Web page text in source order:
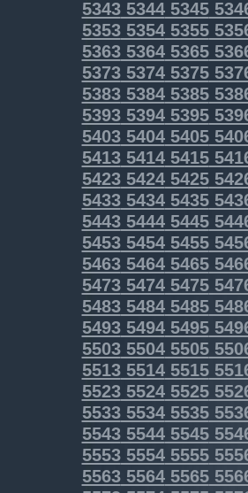
534353445345
535353545355
536353645365
537353745375
538353845385
539353945395
540354045405
541354145415
542354245425
543354345435
544354445445
545354545455
546354645465
547354745475
548354845485
549354945495
550355045505
551355145515
552355245525
553355345535
554355445545
555355545555
556355645565